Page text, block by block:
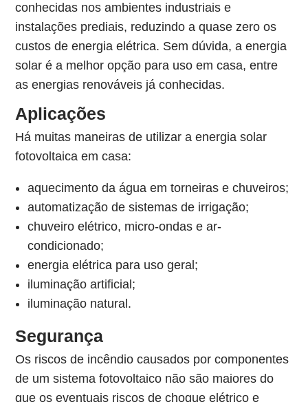
conhecidas nos ambientes industriais e
instalações prediais, reduzindo a quase zero os
custos de energia elétrica. Sem dúvida, a energia
solar é a melhor opção para uso em casa, entre
as energias renováveis já conhecidas.
Aplicações
Há muitas maneiras de utilizar a energia solar
fotovoltaica em casa:
aquecimento da água em torneiras e chuveiros;
automatização de sistemas de irrigação;
chuveiro elétrico, micro-ondas e ar-
condicionado;
energia elétrica para uso geral;
iluminação artificial;
iluminação natural.
Segurança
Os riscos de incêndio causados por componentes
de um sistema fotovoltaico não são maiores do
que os eventuais riscos de choque elétrico e